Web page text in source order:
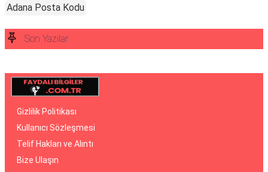
Adana Posta Kodu
Son Yazılar
Gizlilik Politikası
Kullanıcı Sözleşmesi
Telif Hakları ve Alıntı
Bize Ulaşın